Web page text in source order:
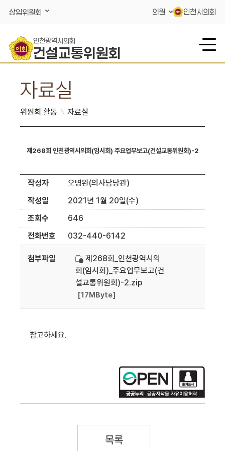
상임위원회 의원 인천시의회
인천광역시의회
건설교통위원회
자료실
위원회 활동 자료실
제268회 인천광역시의회(임시회) 주요업무보고(건설교통위원회)-2
작성자
오병완(의사담당관)
작성일
2021년 1월 20일(수)
조회수
646
전화번호
032-440-6142
첨부파일
제268회_인천광역시의
회(임시회)_주요업무보고(건
설교통위원회)-2.zip
[17MByte]
참고하세요.
목록